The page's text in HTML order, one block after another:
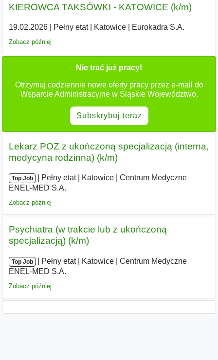
KIEROWCA TAKSÓWKI - KATOWICE (k/m)
19.02.2026| Pełny etat| Katowice| Eurokadra S.A.
Zobacz później
Nie trać już pracy!
Otrzymuj codziennie nowe oferty pracy przez e-mail do
Wsparcie Administracyjne w Śląskie Województwo.
Subskrybuj teraz
Lekarz POZ z ukończoną specjalizacją (interna,
medycyna rodzinna) (k/m)
Top Job Pełny etat| Katowice
Centrum Medyczne
ENEL-MED S.A.
Zobacz później
Psychiatra (w trakcie lub z ukończoną
specjalizacją) (k/m)
Top Job Pełny etat| Katowice
Centrum Medyczne
ENEL-MED S.A.
Zobacz później